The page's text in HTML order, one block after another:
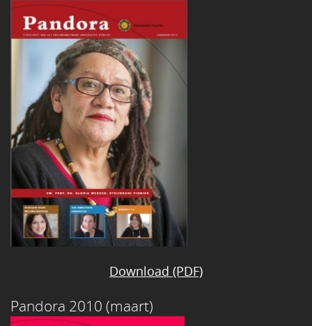
Download (PDF)
Pandora 2010 (maart)